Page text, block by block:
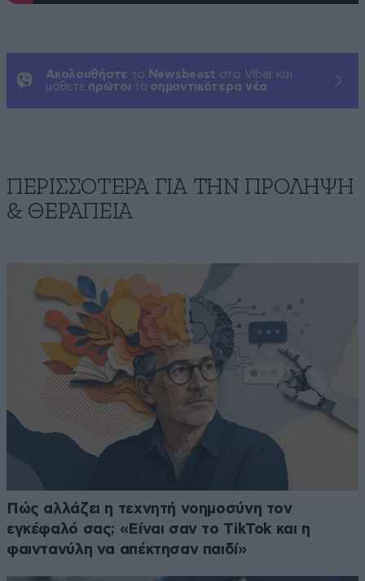
Ακολουθήστε το Newsbeast στο Viber και
μάθετε πρώτοι τα σημαντικότερα νέα
ΠΕΡΙΣΣΟΤΕΡΑ ΓΙΑ ΤΗΝ ΠΡΟΛΗΨΗ
& ΘΕΡΑΠΕΙΑ
Πώς αλλάζει η τεχνητή νοημοσύνη τον
εγκέφαλό σας; «Είναι σαν το TikTok και η
φαιντανύλη να απέκτησαν παιδί»